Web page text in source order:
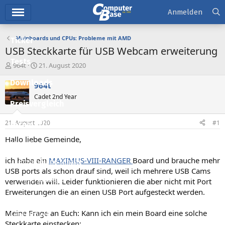
Ticker
Tests
Downloads
Preisvergleich
Forum
Aktuelles
Empfohlene Inhalte
Neue Beiträge
Neueste Aktivitäten
Leserartikel
Anmelden
Mainboards und CPUs: Probleme mit AMD
USB Steckkarte für USB Webcam erweiterung
E
s
t
e
e
r
964t
E
s
e
t
a
21. August 2020
964t
Cadet 2nd Year
21. August 2020 #1
Hallo liebe Gemeinde,
ich habe ein MAXIMUS-VIII-RANGER Board und brauche mehr
USB ports als schon drauf sind, weil ich mehrere USB Cams
verwenden will. Leider funktionieren die aber nicht mit Port
Erweiterungen die an einen USB Port aufgesteckt werden.
Meine Frage an Euch: Kann ich ein mein Board eine solche